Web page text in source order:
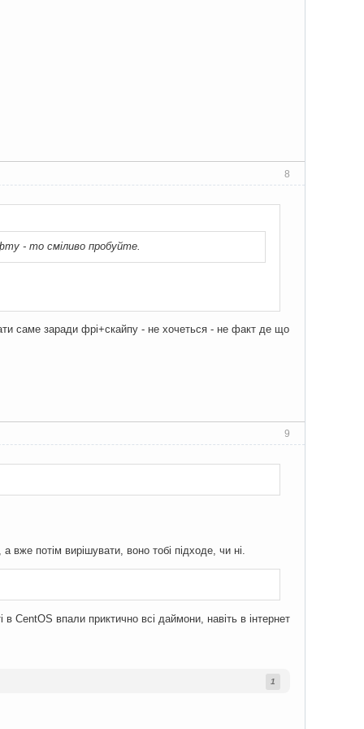
8
- то сміливо пробуйте.
саме заради фрі+скайпу - не хочеться - не факт де що
9
потім вирішувати, воно тобі підходе, чи ні.
CentOS впали приктично всі даймони, навіть в інтернет
1